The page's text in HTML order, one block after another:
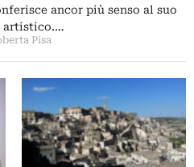
ancor più senso al suo
artistico.…
Pisa